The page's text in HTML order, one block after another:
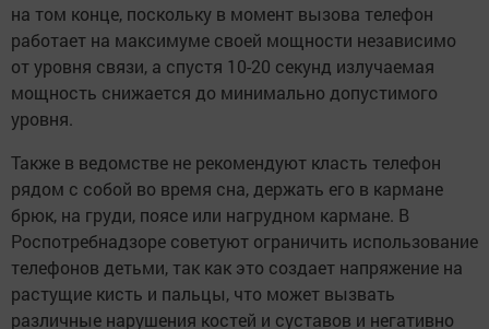
на том конце, поскольку в момент вызова телефон
работает на максимуме своей мощности независимо
от уровня связи, а спустя 10-20 секунд излучаемая
мощность снижается до минимально допустимого
уровня.
Также в ведомстве не рекомендуют класть телефон
рядом с собой во время сна, держать его в кармане
брюк, на груди, поясе или нагрудном кармане. В
Роспотребнадзоре советуют ограничить использование
телефонов детьми, так как это создает напряжение на
растущие кисть и пальцы, что может вызвать
различные нарушения костей и суставов и негативно